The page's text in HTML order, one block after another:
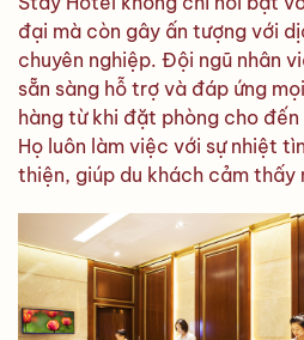
đại mà còn gây ấn tượng với
chuyên nghiệp. Đội ngũ nhân
sẵn sàng hỗ trợ và đáp ứng
hàng từ khi đặt phòng cho
Họ luôn làm việc với sự nhiệt
thiện, giúp du khách cảm thấy